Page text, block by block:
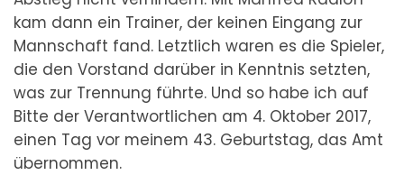
kam dann ein Trainer, der keinen Eingang zur
Mannschaft fand. Letztlich waren es die Spieler,
die den Vorstand darüber in Kenntnis setzten,
was zur Trennung führte. Und so habe ich auf
Bitte der Verantwortlichen am 4. Oktober 2017,
einen Tag vor meinem 43. Geburtstag, das Amt
übernommen.